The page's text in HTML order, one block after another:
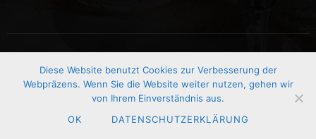
Startseite Datenschutzerklärung Hier Werben Impressum
Diese Website benutzt Cookies zur Verbesserung der
Webpräzens. Wenn Sie die Website weiter nutzen, gehen wir
von Ihrem Einverständnis aus.
OK
DATENSCHUTZERKLÄRUNG